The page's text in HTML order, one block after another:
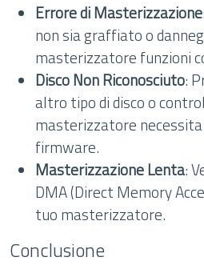
Errore di Masterizzazione
non sia graffiato o
masterizzatore funzioni
Disco Non Riconosciuto:
altro tipo di disco o
masterizzatore
firmware.
Masterizzazione Lenta:
DMA (Direct Memory
tuo masterizzatore.
Conclusione